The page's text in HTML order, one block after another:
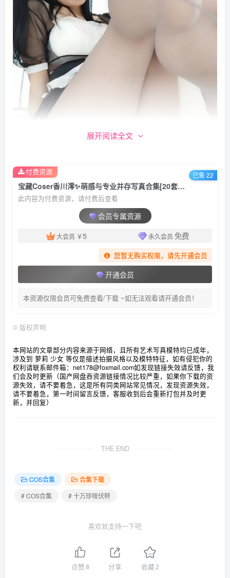
合集目录(持续更新…)
020.十万珍吱伏特（香川澪）- &轩萧学姐 双人女仆[110P-
1V-1.27G]
[2026.2.2]
018.十万珍吱伏特（香川澪）- 巫 (&胡桃猫)[121P-1.96G]
[12.7]
017.十万珍吱伏特（香川澪）- 浴缸 碧波[68P-1.31G]✦自购
✦
016.十万珍吱伏特（香川澪）- 中华熊猫[168P-5V-2.08G]
[10.31]
015.十万珍吱伏特（香川澪）- 入梦时分[119P-1V-823.7M]✦
014.十万珍吱伏特（香川澪）- 撸猫日记[102P-1V-306.5M]
展开阅读全文
宝藏Coser香川澪✨萌感与专业并存写真合集[20套+微博图][持续更新]
此内容为付费资源，请付费后查看
会员专属资源
大会员 ￥5 永久会员 免费
您暂无购买权限，请先开通会员
开通会员
本资源仅限会员可免费查看/下载 ~如无法观看请开通会员！
付费资源 已售 22
© 版权声明
本网站的文章部分内容来源于网络，且所有艺术写真模特均已成年，
涉及到 萝莉 少女 等仅是描述拍摄风格以及模特特征，如有侵犯你的
权利请联系邮件箱：net178@foxmail.com如发现链接失效请反馈，我
们会及时更新（国产网盘吞资源链接情况比较严重，如果你下载的资
源失效，请不要着急，这是所有同类网站常见情况，发现资源失效，
请不要着急，第一时间留言反馈，客服收到后会重新打包并及时更
新，并回复）
THE END
COS合集
合集下载
# COS合集
# 十万珍吱伏特
喜欢就支持一下吧
点赞8 分享 收藏2